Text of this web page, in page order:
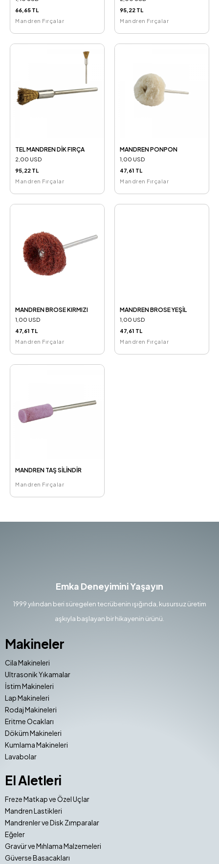
66,65 TL
Mandren Fırçalar
95,22 TL
Mandren Fırçalar
TEL MANDREN DİK FIRÇA
2,00 USD
95,22 TL
Mandren Fırçalar
MANDREN PONPON
1,00 USD
47,61 TL
Mandren Fırçalar
MANDREN BROSE KIRMIZI
1,00 USD
47,61 TL
Mandren Fırçalar
MANDREN BROSE YEŞİL
1,00 USD
47,61 TL
Mandren Fırçalar
MANDREN TAŞ SİLİNDİR
Mandren Fırçalar
Emka Deneyimini Yaşayın
1999 yılından beri süregelen tecrübenin ışığında, kusursuz üretim
aşkıyla başlayan bir hikayenin ürünü.
Makineler
Cila Makineleri
Ultrasonik Yıkamalar
İstim Makineleri
Lap Makineleri
Rodaj Makineleri
Eritme Ocakları
Döküm Makineleri
Kumlama Makineleri
Lavabolar
El Aletleri
Freze Matkap ve Özel Uçlar
Mandren Lastikleri
Mandrenler ve Disk Zımparalar
Eğeler
Gravür ve Mıhlama Malzemeleri
Güverse Basacakları